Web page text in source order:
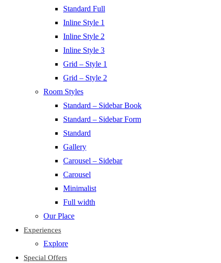
Standard Full
Inline Style 1
Inline Style 2
Inline Style 3
Grid – Style 1
Grid – Style 2
Room Styles
Standard – Sidebar Book
Standard – Sidebar Form
Standard
Gallery
Carousel – Sidebar
Carousel
Minimalist
Full width
Our Place
Experiences
Explore
Special Offers